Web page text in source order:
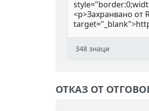
348 знаци
ОТКАЗ ОТ